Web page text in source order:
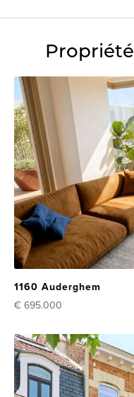
1160 Auderghem
€ 695.000